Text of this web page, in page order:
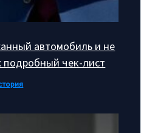
автомобиль и не
подробный чек-лист